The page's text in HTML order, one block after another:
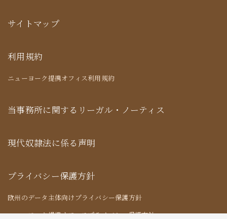
サイトマップ
利用規約
ニューヨーク提携オフィス利用規約
当事務所に関するリーガル・ノーティス
現代奴隷法に係る声明
プライバシー保護方針
欧州のデータ主体向けプライバシー保護方針
ニューヨーク提携オフィスプライバシー保護方針